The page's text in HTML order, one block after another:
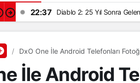
22:37 Diablo 2: 25 Yıl Sonra
DxO One İle Android Telefonları
İle Android